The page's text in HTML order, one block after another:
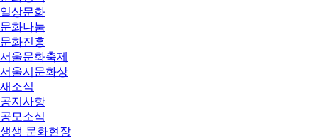
일상문화
문화나눔
문화진흥
서울문화축제
서울시문화상
새소식
공지사항
공모소식
생생 문화현장